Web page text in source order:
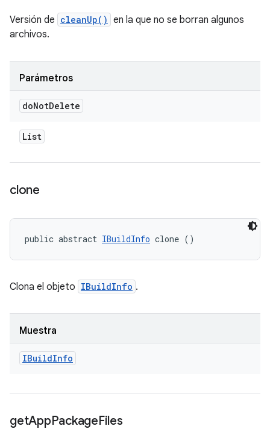
Versión de cleanUp() en la que no se borran algunos
archivos.
Parámetros
doNotDelete
List
clone
public abstract IBuildInfo clone ()
Clona el objeto IBuildInfo .
Muestra
IBuildInfo
getAppPackageFiles